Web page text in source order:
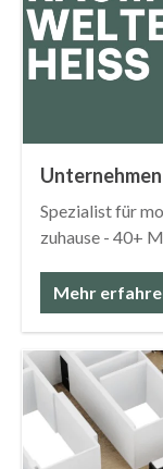
Unternehmen
Spezialist für
zuhause - 40+
Mehr